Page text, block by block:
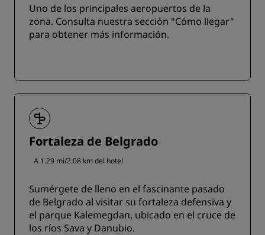
Uno de los principales aeropuertos de la
zona. Consulta nuestra sección "Cómo llegar"
para obtener más información.
Fortaleza de Belgrado
A 1.29 mi/2.08 km del hotel
Sumérgete de lleno en el fascinante pasado
de Belgrado al visitar su fortaleza defensiva y
el parque Kalemegdan, ubicado en el cruce de
los ríos Sava y Danubio.